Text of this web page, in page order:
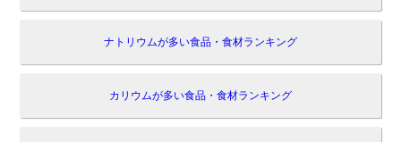
ナトリウムが多い食品・食材ランキング
カリウムが多い食品・食材ランキング